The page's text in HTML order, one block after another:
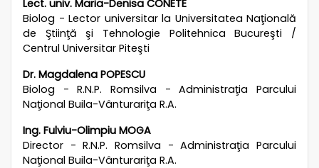
Lect. univ. Maria-Denisa CONETE
Biolog - Lector universitar la Universitatea Naţională
de Ştiinţă şi Tehnologie Politehnica Bucureşti /
Centrul Universitar Piteşti
Dr. Magdalena POPESCU
Biolog - R.N.P. Romsilva - Administraţia Parcului
Naţional Buila-Vânturariţa R.A.
Ing. Fulviu-Olimpiu MOGA
Director - R.N.P. Romsilva - Administraţia Parcului
Naţional Buila-Vânturariţa R.A.